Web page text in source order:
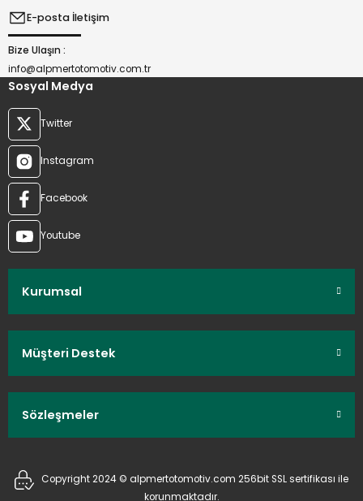
E-posta İletişim
Bize Ulaşın :
info@alpmertotomotiv.com.tr
Sosyal Medya
Twitter
Instagram
Facebook
Youtube
Kurumsal
Müşteri Destek
Sözleşmeler
Copyright 2024 © alpmertotomotiv.com 256bit SSL sertifikası ile
korunmaktadır.